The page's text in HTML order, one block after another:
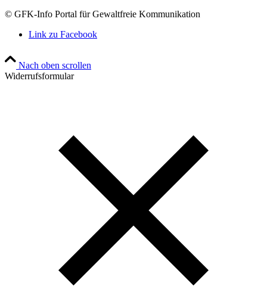
© GFK-Info Portal für Gewaltfreie Kommunikation
Link zu Facebook
Nach oben scrollen
Widerrufsformular